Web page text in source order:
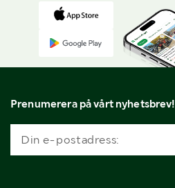
Prenumerera på vårt nyhetsbrev!